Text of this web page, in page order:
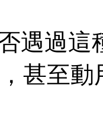
遇過這
，甚至